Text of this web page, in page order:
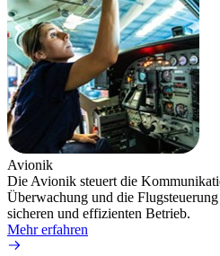
Avionik
Die Avionik steuert die
Überwachung und die
sicheren und effizienten Betrieb.
Mehr erfahren